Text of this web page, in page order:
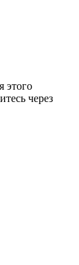
этого
через